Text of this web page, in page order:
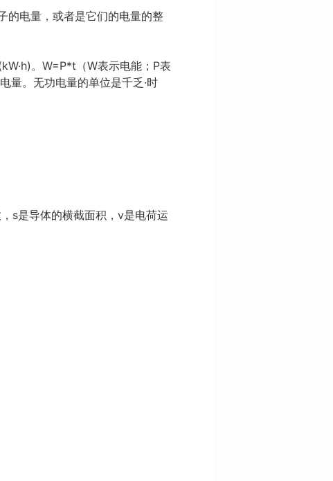
的电量，或者是它们的电量的整
。W=P*t（W表示电能；P表
量。无功电量的单位是千乏·时
s是导体的横截面积，v是电荷运